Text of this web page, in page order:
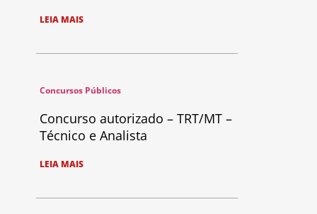
LEIA MAIS
Concursos Públicos
Concurso autorizado – TRT/MT –
Técnico e Analista
LEIA MAIS